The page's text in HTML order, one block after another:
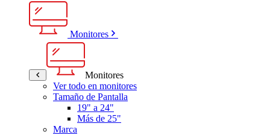
Monitores
Monitores
Ver todo en monitores
Tamaño de Pantalla
19" a 24"
Más de 25"
Marca